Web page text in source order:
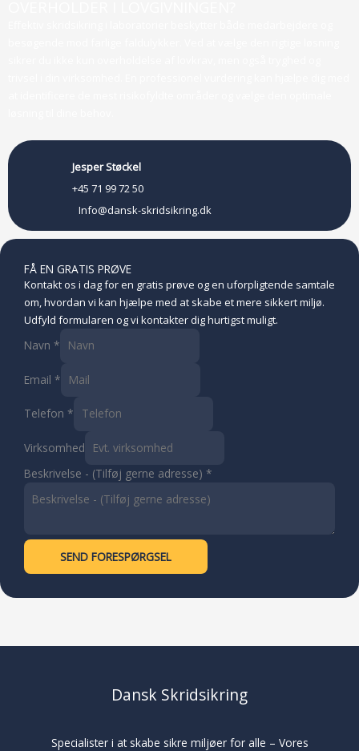
Jesper Støckel
+45 71 99 72 50
Info@dansk-skridsikring.dk
FÅ EN GRATIS PRØVE
Kontakt os i dag for en gratis prøve og en uforpligtende samtale
om, hvordan vi kan hjælpe med at skabe et mere sikkert miljø.
Udfyld formularen og vi kontakter dig hurtigst muligt.
Navn *
Email *
Telefon *
Virksomhed
Beskrivelse - (Tilføj gerne adresse) *
SEND FORESPØRGSEL
Dansk Skridsikring
Specialister i at skabe sikre miljøer for alle – Vores